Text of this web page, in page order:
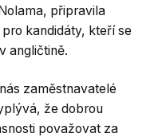
připravila
kandidáty, kteří se
angličtině.
zaměstnavatelé
že dobrou
považovat za